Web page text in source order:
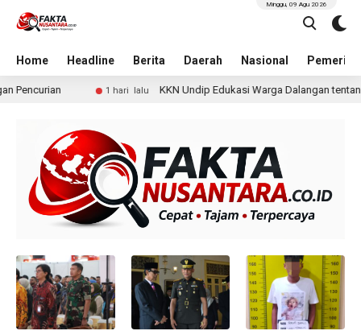
Home Headline Berita Daerah Nasional
Minggu, 09 Agu 2026
1 hari lalu KKN Undip Edukasi Warga Dalangan tentang